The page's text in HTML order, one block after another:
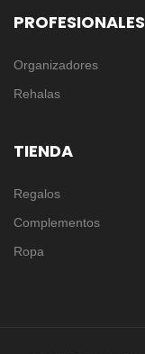
PROFESIONALES
Organizadores
Rehalas
TIENDA
Regalos
Complementos
Ropa